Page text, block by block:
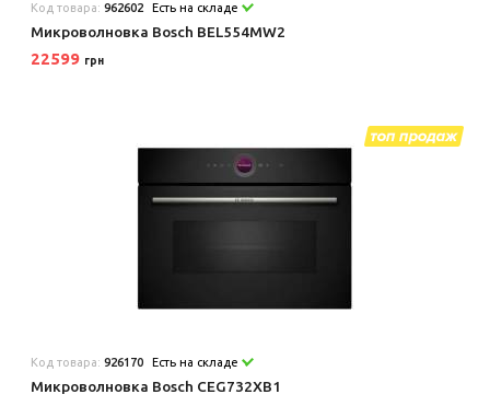
Код товара:962602 Есть на складе
Микроволновка Bosch BEL554MW2
22599 грн
Код товара:926170 Есть на складе
Микроволновка Bosch CEG732XB1